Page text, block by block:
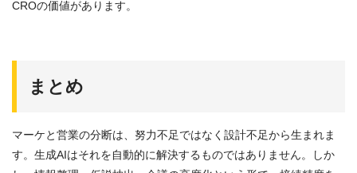
CROの価値があります。
まとめ
マーケと営業の分断は、努力不足ではなく設計不足から生まれま
す。生成AIはそれを自動的に解決するものではありません。しか